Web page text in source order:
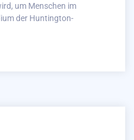
um Menschen im
der Huntington-